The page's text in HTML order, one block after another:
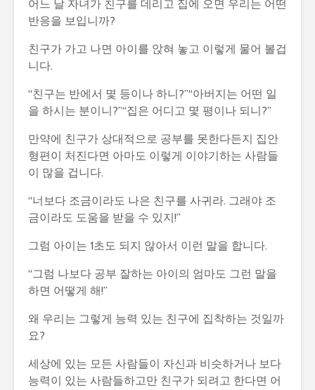
어느 날 자녀가 친구를 데리고 집에 오면 우리는 어떤
반응을 보입니까?
친구가 가고 나면 아이를 앉혀 놓고 이렇게 물어 볼겁
니다.
“친구는 반에서 몇 등이나 하니?”“아버지는 어떤 일
을 하시는 분이니?”“집은 어디고 몇 평이나 되니?”
만약에 친구가 상대적으로 공부를 못한다든지 집안
형편이 처진다면 아마도 이렇게 이야기하는 사람들
이 많을 겁니다.
“너보다 조금이라도 나은 친구를 사귀라. 그래야 조
금이라도 도움을 받을 수 있지!”
그럼 아이는 1초도 되지 않아서 이런 말을 합니다.
“그럼 나보다 공부 잘하는 아이의 엄마도 그런 말을
하면 어떻게 해!”
왜 우리는 그렇게 능력 있는 친구에 집착하는 것일까
요?
세상에 있는 모든 사람들이 자신과 비슷하거나 보다
능력이 있는 사람들하고만 친구가 되려고 한다면 어